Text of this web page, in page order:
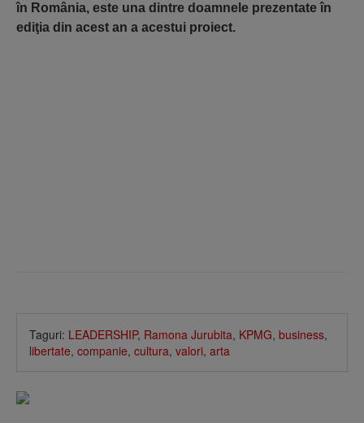
în România, este una dintre doamnele prezentate în
ediţia din acest an a acestui proiect.
Taguri: LEADERSHIP, Ramona Jurubita, KPMG, business,
libertate, companie, cultura, valori, arta